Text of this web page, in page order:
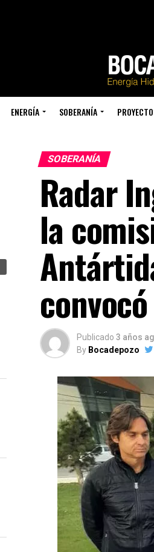
ENERGÍA SOBERANÍA
SOBERANÍA
Radar
la
Publicado 3 años
By Bocadepozo